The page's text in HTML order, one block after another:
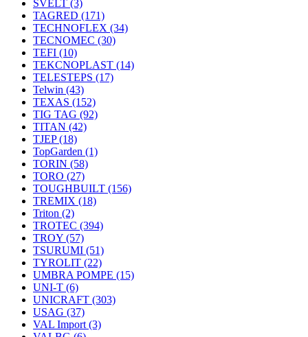
SVELT (3)
TAGRED (171)
TECHNOFLEX (34)
TECNOMEC (30)
TEFI (10)
TEKCNOPLAST (14)
TELESTEPS (17)
Telwin (43)
TEXAS (152)
TIG TAG (92)
TITAN (42)
TJEP(18)
TopGarden (1)
TORIN (58)
TORO (27)
TOUGHBUILT (156)
TREMIX (18)
Triton (2)
TROTEC (394)
TROY (57)
TSURUMI (51)
TYROLIT (22)
UMBRA POMPE (15)
UNI-T (6)
UNICRAFT (303)
USAG (37)
VAL Import (3)